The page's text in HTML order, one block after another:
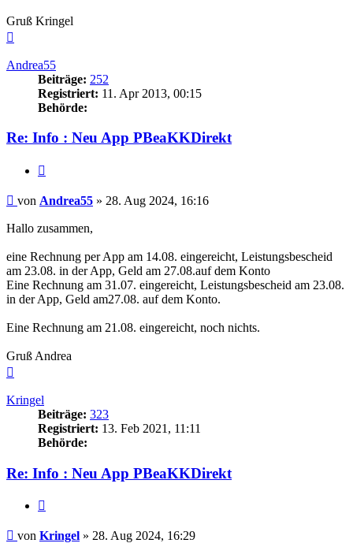
Gruß Kringel
Andrea55
Beiträge: 252
Registriert: 11. Apr 2013, 00:15
Behörde:
Re: Info : Neu App PBeaKKDirekt
Beitrag
von Andrea55 » 28. Aug 2024, 16:16
Hallo zusammen,
eine Rechnung per App am 14.08. eingereicht, Leistungsbescheid
am 23.08. in der App, Geld am 27.08.auf dem Konto
Eine Rechnung am 31.07. eingereicht, Leistungsbescheid am 23.08.
in der App, Geld am27.08. auf dem Konto.
Eine Rechnung am 21.08. eingereicht, noch nichts.
Gruß Andrea
Kringel
Beiträge: 323
Registriert: 13. Feb 2021, 11:11
Behörde:
Re: Info : Neu App PBeaKKDirekt
Beitrag
von Kringel » 28. Aug 2024, 16:29